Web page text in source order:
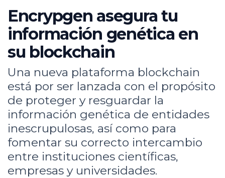
Encrypgen asegura tu
información genética en
su blockchain
Una nueva plataforma blockchain
está por ser lanzada con el propósito
de proteger y resguardar la
información genética de entidades
inescrupulosas, así como para
fomentar su correcto intercambio
entre instituciones científicas,
empresas y universidades.